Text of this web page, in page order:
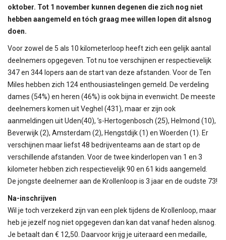
oktober. Tot 1 november kunnen degenen die zich nog niet
hebben aangemeld en tóch graag mee willen lopen dit alsnog
doen.
Voor zowel de 5 als 10 kilometerloop heeft zich een gelijk aantal
deelnemers opgegeven. Tot nu toe verschijnen er respectievelijk
347 en 344 lopers aan de start van deze afstanden. Voor de Ten
Miles hebben zich 124 enthousiastelingen gemeld. De verdeling
dames (54%) en heren (46%) is ook bijna in evenwicht. De meeste
deelnemers komen uit Veghel (431), maar er zijn ook
aanmeldingen uit Uden(40), ’s-Hertogenbosch (25), Helmond (10),
Beverwijk (2), Amsterdam (2), Hengstdijk (1) en Woerden (1). Er
verschijnen maar liefst 48 bedrijventeams aan de start op de
verschillende afstanden. Voor de twee kinderlopen van 1 en 3
kilometer hebben zich respectievelijk 90 en 61 kids aangemeld.
De jongste deelnemer aan de Krollenloop is 3 jaar en de oudste 73!
Na-inschrijven
Wil je toch verzekerd zijn van een plek tijdens de Krollenloop, maar
heb je jezelf nog niet opgegeven dan kan dat vanaf heden alsnog.
Je betaalt dan € 12,50. Daarvoor krijg je uiteraard een medaille,